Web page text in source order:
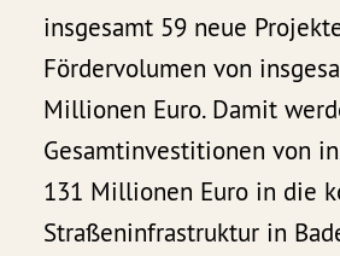
insgesamt 59 neue
Fördervolumen von
Millionen Euro. Damit
Gesamtinvestitionen von
131 Millionen Euro in die
Straßeninfrastruktur in